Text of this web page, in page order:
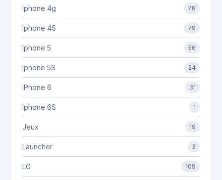
Iphone 4g 78
Iphone 4S 79
Iphone 5 56
Iphone 5S 24
iPhone 6 31
Iphone 6S 1
Jeux 19
Launcher 3
LG 109